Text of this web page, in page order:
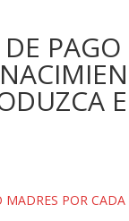
MADRES POR